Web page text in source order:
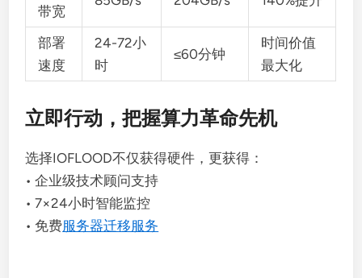
带宽
部署
速度
24-72小
时
≤60分钟
时间价值
最大化
立即行动，把握算力革命先机
选择IOFLOOD不仅获得硬件，更获得：
• 企业级技术顾问支持
• 7×24小时智能监控
• 免费服务器迁移服务